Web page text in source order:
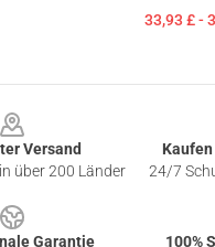
33,93 £ -
Versand
über 200 Länder
24/7
Garantie
100%